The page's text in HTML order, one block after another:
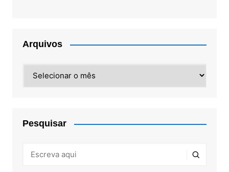
Arquivos
Pesquisar